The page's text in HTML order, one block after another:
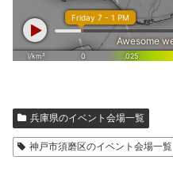
兵庫県のイベント会場一覧
神戸市須磨区のイベント会場一覧